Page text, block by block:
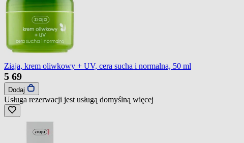
Ziaja, krem oliwkowy + UV, cera sucha i normalna, 50 ml
5 69
Dodaj
Usługa rezerwacji jest usługą domyślną więcej